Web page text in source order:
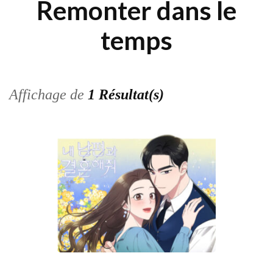
Remonter dans le
temps
Affichage de 1 Résultat(s)